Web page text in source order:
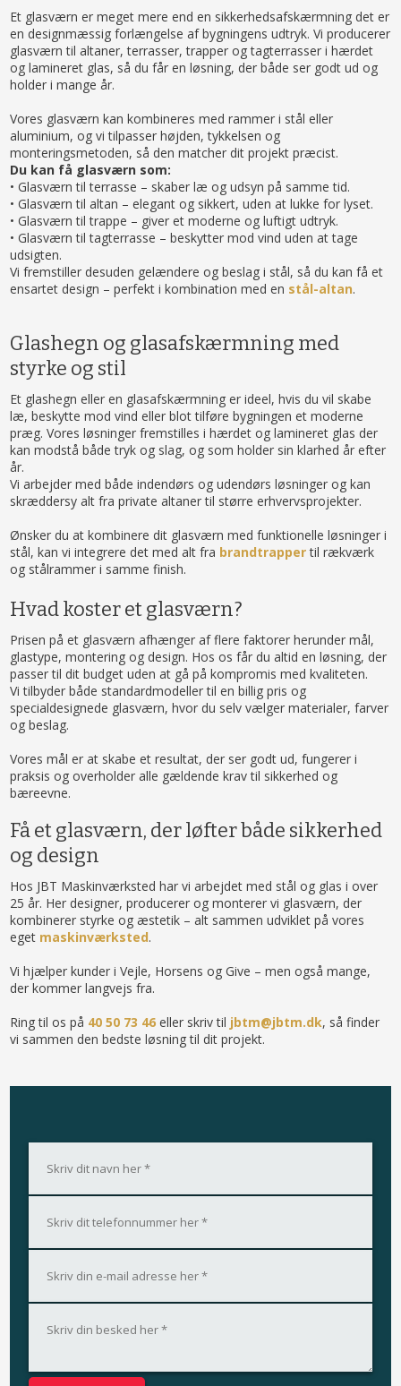
Et glasværn er meget mere end en sikkerhedsafskærmning det er
en designmæssig forlængelse af bygningens udtryk. Vi producerer
glasværn til altaner, terrasser, trapper og tagterrasser i hærdet
og lamineret glas, så du får en løsning, der både ser godt ud og
holder i mange år.
Vores glasværn kan kombineres med rammer i stål eller
aluminium, og vi tilpasser højden, tykkelsen og
monteringsmetoden, så den matcher dit projekt præcist.
Du kan få glasværn som:
• Glasværn til terrasse – skaber læ og udsyn på samme tid.
• Glasværn til altan – elegant og sikkert, uden at lukke for lyset.
• Glasværn til trappe – giver et moderne og luftigt udtryk.
• Glasværn til tagterrasse – beskytter mod vind uden at tage
udsigten.
Vi fremstiller desuden gelændere og beslag i stål, så du kan få et
ensartet design – perfekt i kombination med en stål-altan.
Glashegn og glasafskærmning med
styrke og stil
Et glashegn eller en glasafskærmning er ideel, hvis du vil skabe
læ, beskytte mod vind eller blot tilføre bygningen et moderne
præg. Vores løsninger fremstilles i hærdet og lamineret glas der
kan modstå både tryk og slag, og som holder sin klarhed år efter
år.
Vi arbejder med både indendørs og udendørs løsninger og kan
skræddersy alt fra private altaner til større erhvervsprojekter.
Ønsker du at kombinere dit glasværn med funktionelle løsninger i
stål, kan vi integrere det med alt fra brandtrappertil rækværk
og stålrammer i samme finish.
Hvad koster et glasværn?
Prisen på et glasværn afhænger af flere faktorer herunder mål,
glastype, montering og design. Hos os får du altid en løsning, der
passer til dit budget uden at gå på kompromis med kvaliteten.
Vi tilbyder både standardmodeller til en billig pris og
specialdesignede glasværn, hvor du selv vælger materialer, farver
og beslag.
Vores mål er at skabe et resultat, der ser godt ud, fungerer i
praksis og overholder alle gældende krav til sikkerhed og
bæreevne.
Få et glasværn, der løfter både sikkerhed
og design
Hos JBT Maskinværksted har vi arbejdet med stål og glas i over
25 år. Her designer, producerer og monterer vi glasværn, der
kombinerer styrke og æstetik – alt sammen udviklet på vores
eget maskinværksted.
Vi hjælper kunder i Vejle, Horsens og Give – men også mange,
der kommer langvejs fra.
Ring til os på 40 50 73 46eller skriv til jbtm@jbtm.dk, så finder
vi sammen den bedste løsning til dit projekt.